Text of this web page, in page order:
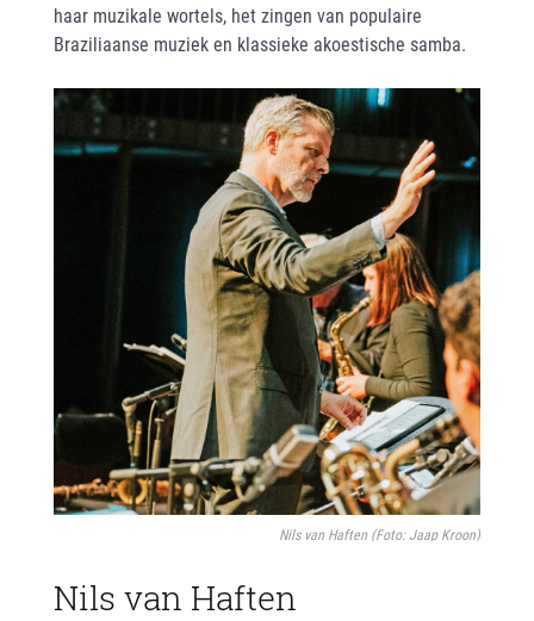
haar muzikale wortels, het zingen van populaire
Braziliaanse muziek en klassieke akoestische samba.
Nils van Haften (Foto: Jaap Kroon)
Nils van Haften